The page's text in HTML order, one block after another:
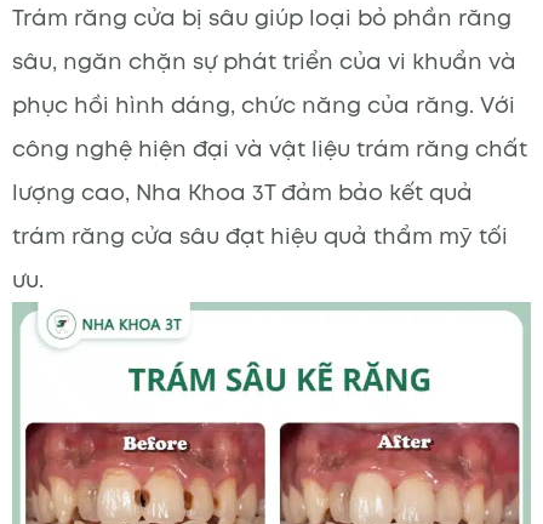
Trám răng cửa bị sâu giúp loại bỏ phần răng
sâu, ngăn chặn sự phát triển của vi khuẩn và
phục hồi hình dáng, chức năng của răng. Với
công nghệ hiện đại và vật liệu trám răng chất
lượng cao, Nha Khoa 3T đảm bảo kết quả
trám răng cửa sâu đạt hiệu quả thẩm mỹ tối
ưu.